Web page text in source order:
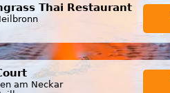
Thai Restaurant
am Neckar